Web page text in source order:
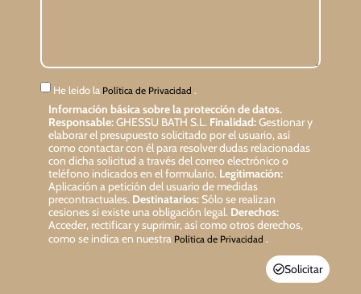
He leido la Política de Privacidad .
Información básica sobre la protección de datos.
Responsable:GHESSU BATH S.L. Finalidad:Gestionar y
elaborar el presupuesto solicitado por el usuario, así
como contactar con él para resolver dudas relacionadas
con dicha solicitud a través del correo electrónico o
teléfono indicados en el formulario. Legitimación:
Aplicación a petición del usuario de medidas
precontractuales. Destinatarios:Sólo se realizan
cesiones si existe una obligación legal. Derechos:
Acceder, rectificar y suprimir, así como otros derechos,
como se indica en nuestra Política de Privacidad .
Solicitar